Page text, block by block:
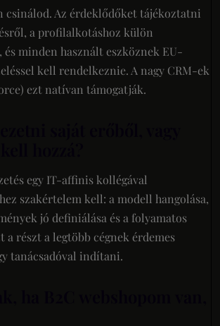
csinálod. Az érdeklődőket tájékoztatni
a profilalkotáshoz külön
és minden használt eszköznek EU-
kell rendelkeznie. A nagy CRM-ek
ezt natívan támogatják.
egy IT-affinis kollégával
szakértelem kell: a modell hangolása,
jó definiálása és a folyamatos
a részt a legtöbb cégnek érdemes
tanácsadóval indítani.